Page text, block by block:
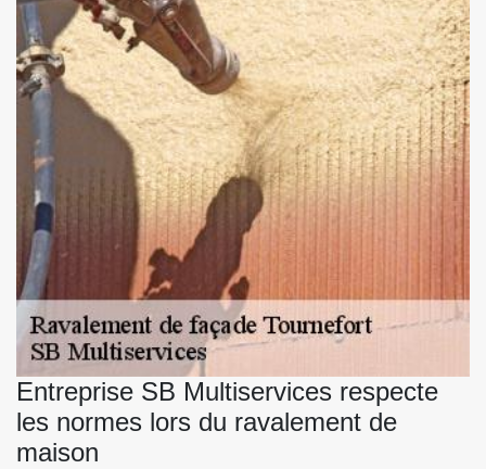
Entreprise SB Multiservices respecte
les normes lors du ravalement de
maison